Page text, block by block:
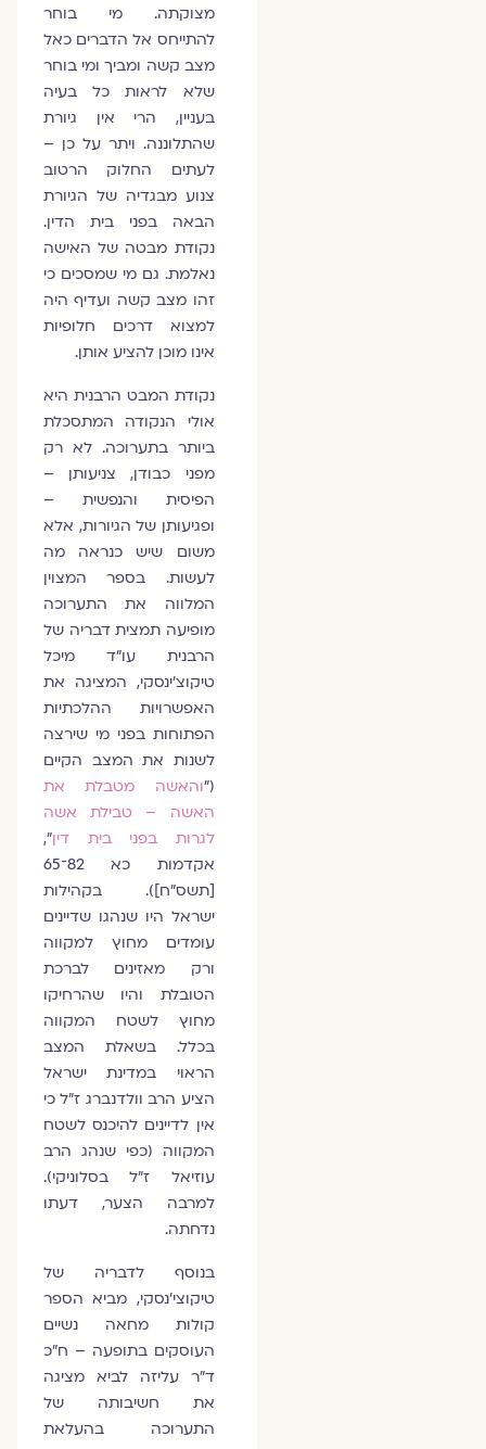
מצוקתה. מי בוחר
להתייחס אל הדברים כאל
מצב קשה ומביך ומי בוחר
שלא לראות כל בעיה
בעניין, הרי אין גיורת
שהתלוננה. ויתר על כן –
לעתים החלוק הרטוב
צנוע מבגדיה של הגיורת
הבאה בפני בית הדין.
נקודת מבטה של האישה
נאלמת. גם מי שמסכים כי
זהו מצב קשה ועדיף היה
למצוא דרכים חלופיות
אינו מוכן להציע אותן.
נקודת המבט הרבנית היא
אולי הנקודה המתסכלת
ביותר בתערוכה. לא רק
מפני כבודן, צניעותן –
הפיסית והנפשית –
ופגיעותן של הגיורות, אלא
משום שיש כנראה מה
לעשות. בספר המצוין
המלווה את התערוכה
מופיעה תמצית דבריה של
הרבנית עו"ד מיכל
טיקוצ'ינסקי, המציגה את
האפשרויות ההלכתיות
הפתוחות בפני מי שירצה
לשנות את המצב הקיים
("והאשה מטבלת את
האשה – טבילת אשה
לגרות בפני בית דין",
אקדמות כא 82־65
[תשס"ח]). בקהילות
ישראל היו שנהגו שדיינים
עומדים מחוץ למקווה
ורק מאזינים לברכת
הטובלת והיו שהרחיקו
מחוץ לשטח המקווה
בכלל. בשאלת המצב
הראוי במדינת ישראל
הציע הרב וולדנברג ז"ל כי
אין לדיינים להיכנס לשטח
המקווה (כפי שנהג הרב
עוזיאל ז"ל בסלוניקי).
למרבה הצער, דעתו
נדחתה.
בנוסף לדבריה של
טיקוצי'נסקי, מביא הספר
קולות מחאה נשיים
העוסקים בתופעה – ח"כ
ד"ר עליזה לביא מציגה
את חשיבותה של
התערוכה בהעלאת